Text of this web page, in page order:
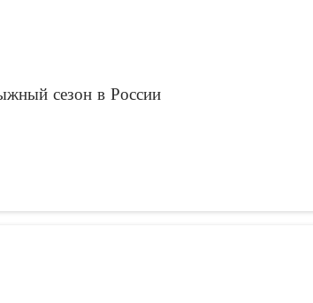
сезон в России